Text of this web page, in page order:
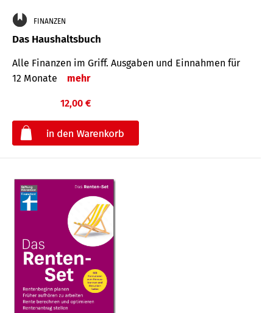
FINANZEN
Das Haushaltsbuch
Alle Finanzen im Griff. Aus­gaben und Ein­nahmen für
12 Monate
mehr
12,00 €